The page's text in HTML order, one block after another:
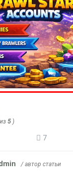
из 5 )
7
/ автор статьи